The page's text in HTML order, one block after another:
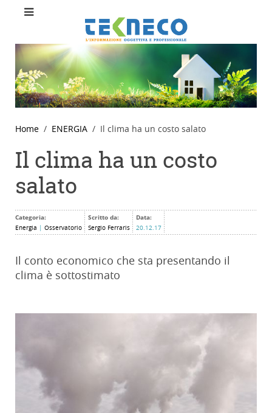
Home ENERGIA Il clima ha un costo salato
Il clima ha un costo
salato
Categoria:
Energia Osservatorio
Scritto da:
Sergio Ferraris
Data:
20.12.17
Il conto economico che sta presentando il
clima è sottostimato